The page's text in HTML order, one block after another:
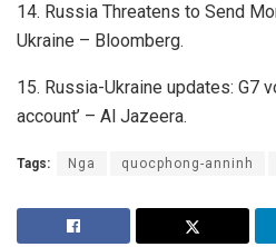
14. Russia Threatens to Send
Ukraine – Bloomberg.
15. Russia-Ukraine updates: G7
account’ – Al Jazeera.
Tags: Nga quocphong-anninh